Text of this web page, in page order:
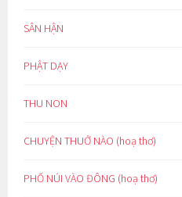
SÂN HẬN
PHẬT DẠY
THU NON
CHUYỆN THUỞ NÀO (hoạ thơ)
PHỐ NÚI VÀO ĐÔNG (hoạ thơ)